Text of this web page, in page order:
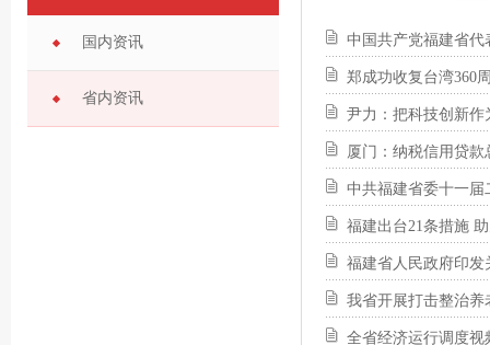
国内资讯
省内资讯
中国共产党福建省代
郑成功收复台湾360
尹力：把科技创新
厦门：纳税信用贷
中共福建省委十一届
福建出台21条措施
福建省人民政府印
我省开展打击整治养
全省经济运行调度视